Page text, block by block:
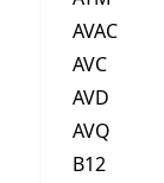
AVAC
AVC
AVD
AVQ
B12